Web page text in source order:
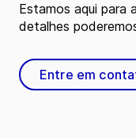
Estamos aqui para
detalhes
Entre em